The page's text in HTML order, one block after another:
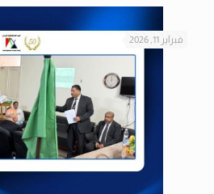
فبراير 11, 2026